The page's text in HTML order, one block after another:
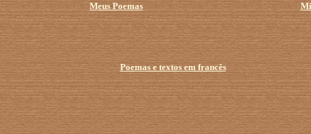
Meus Poemas
Poemas e textos em francês